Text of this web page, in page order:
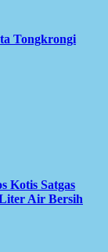
Tongkrongi
Kotis Satgas
Air Bersih